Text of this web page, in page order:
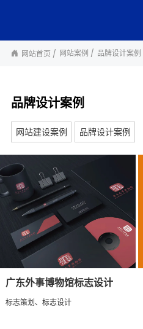
网站首页 网站案例 品牌设计案例
品牌设计案例
网站建设案例 品牌设计案例
广东外事博物馆标志设计
标志策划、标志设计